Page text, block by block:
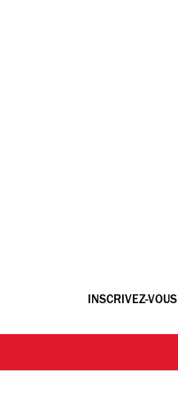
INSCRIVEZ-VOUS